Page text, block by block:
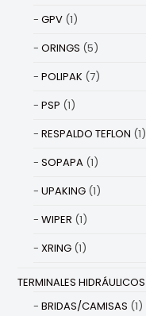
GPV (1)
ORINGS (5)
POLIPAK (7)
PSP (1)
RESPALDO TEFLON (1)
SOPAPA (1)
UPAKING (1)
WIPER (1)
XRING (1)
TERMINALES HIDRÁULICOS
BRIDAS/CAMISAS (1)